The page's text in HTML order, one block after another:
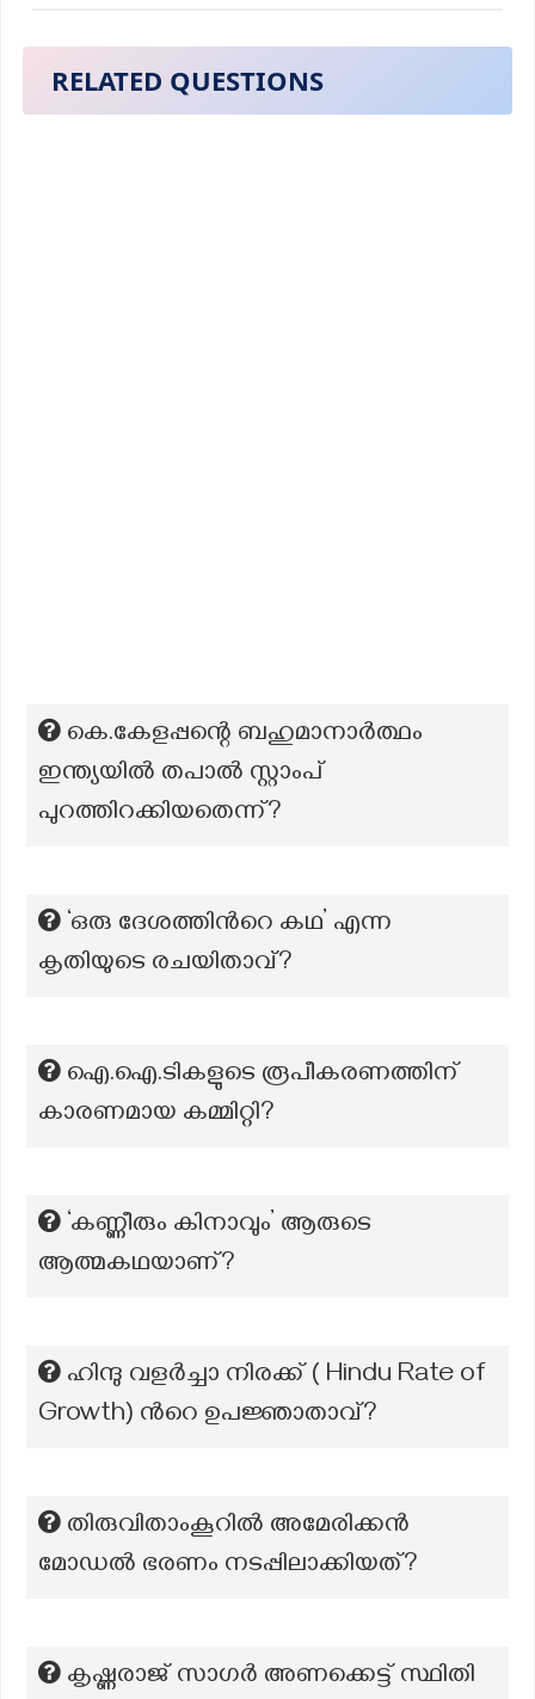
RELATED QUESTIONS
കെ.കേളപ്പന്റെ ബഹുമാനാർത്ഥം
ഇന്ത്യയിൽ തപാൽ സ്റ്റാംപ്
പുറത്തിറക്കിയതെന്ന്?
‘ഒരു ദേശത്തിന്‍റെ കഥ’ എന്ന
കൃതിയുടെ രചയിതാവ്?
ഐ.ഐ.ടികളുടെ രൂപീകരണത്തിന്
കാരണമായ കമ്മിറ്റി?
‘കണ്ണീരും കിനാവും’ ആരുടെ
ആത്മകഥയാണ്?
ഹിന്ദു വളർച്ചാ നിരക്ക് ( Hindu Rate of
Growth) ന്‍റെ ഉപജ്ഞാതാവ്?
തിരുവിതാംകൂറിൽ അമേരിക്കൻ
മോഡൽ ഭരണം നടപ്പിലാക്കിയത്?
കൃഷ്ണരാജ് സാഗർ അണക്കെട്ട് സ്ഥിതി